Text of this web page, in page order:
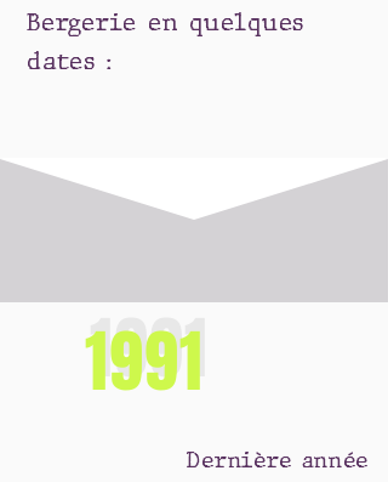
Bergerie en quelques
dates :
1991
1991
Dernière année